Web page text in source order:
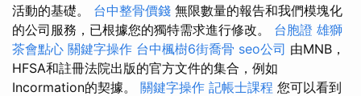
活動的基礎。 台中整骨價錢 無限數量的報告和我們模塊化
的公司服務，已根據您的獨特需求進行修改。 台胞證 雄獅
茶會點心 關鍵字操作 台中楓樹6街喬骨 seo公司 由MNB，
HFSA和註冊法院出版的官方文件的集合，例如
Incormation的契據。 關鍵字操作 記帳士課程 您可以看到